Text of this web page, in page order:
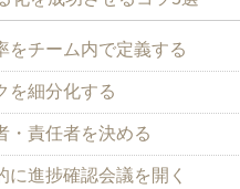
をチーム内で定義する
を細分化する
・責任者を決める
に進捗確認会議を開く